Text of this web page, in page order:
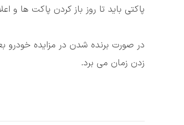
پاکتی باید تا روز باز کردن پاکت ها و
در صورت برنده شدن در مزایده خودرو
زدن زمان می برد.